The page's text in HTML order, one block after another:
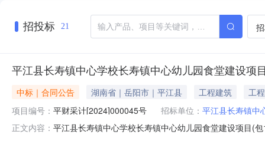
招投标 21
平江县长寿镇中心学校长寿镇中心幼儿园食堂建设项
中标｜合同公告 湖南省｜岳阳市｜平江县 工程建筑
工程
项目编号： 平财采计[2024]000045号 招标单位： 平江县长寿镇中
正文内容： 平江县长寿镇中心学校长寿镇中心幼儿园食堂建设项目(